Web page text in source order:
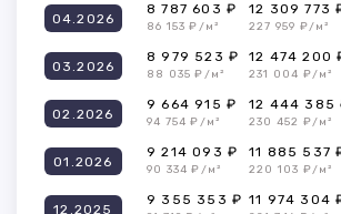
04.2026
8 787 603 ₽
86 153 ₽/м²
12 309 773
227 959 ₽/м²
03.2026
8 979 523 ₽
88 035 ₽/м²
12 474 200
231 004 ₽/м²
02.2026
9 664 915 ₽
94 754 ₽/м²
12 444 385
230 452 ₽/м²
01.2026
9 214 093 ₽
90 334 ₽/м²
11 885 537
220 103 ₽/м²
12.2025
9 355 353 ₽ 11 974 304